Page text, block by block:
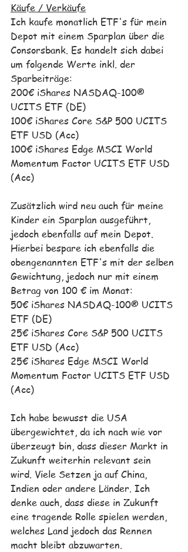
Käufe / Verkäufe
Ich kaufe monatlich ETF's für mein
Depot mit einem Sparplan über die
Consorsbank. Es handelt sich dabei
um folgende Werte inkl. der
Sparbeiträge:
200€ iShares NASDAQ-100®
UCITS ETF (DE)
100€ iShares Core S&P 500 UCITS
ETF USD (Acc)
100€ iShares Edge MSCI World
Momentum Factor UCITS ETF USD
(Acc)
Zusätzlich wird neu auch für meine
Kinder ein Sparplan ausgeführt,
jedoch ebenfalls auf mein Depot.
Hierbei bespare ich ebenfalls die
obengenannten ETF's mit der selben
Gewichtung, jedoch nur mit einem
Betrag von 100 € im Monat:
50€ iShares NASDAQ-100® UCITS
ETF (DE)
25€ iShares Core S&P 500 UCITS
ETF USD (Acc)
25€ iShares Edge MSCI World
Momentum Factor UCITS ETF USD
(Acc)
Ich habe bewusst die USA
übergewichtet, da ich nach wie vor
überzeugt bin, dass dieser Markt in
Zukunft weiterhin relevant sein
wird. Viele Setzen ja auf China,
Indien oder andere Länder. Ich
denke auch, dass diese in Zukunft
eine tragende Rolle spielen werden,
welches Land jedoch das Rennen
macht bleibt abzuwarten.